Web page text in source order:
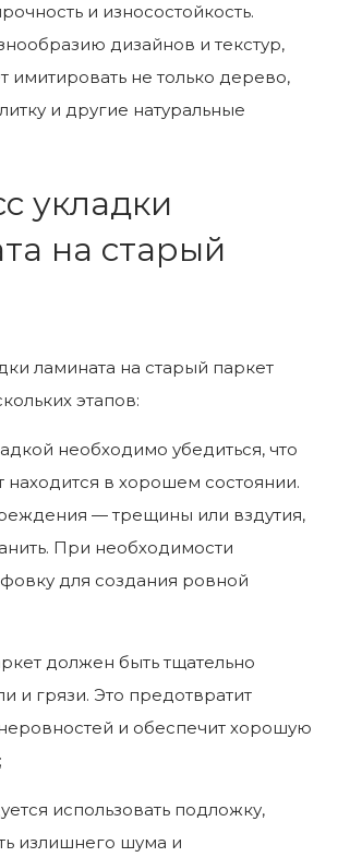
и износостойкость.
дизайнов и текстур,
имитировать не только дерево,
и другие натуральные
укладки
на старый
ламината на старый паркет
этапов:
необходимо убедиться, что
находится в хорошем состоянии.
— трещины или вздутия,
При необходимости
для создания ровной
должен быть тщательно
и грязи. Это предотвратит
и обеспечит хорошую
использовать подложку,
излишнего шума и